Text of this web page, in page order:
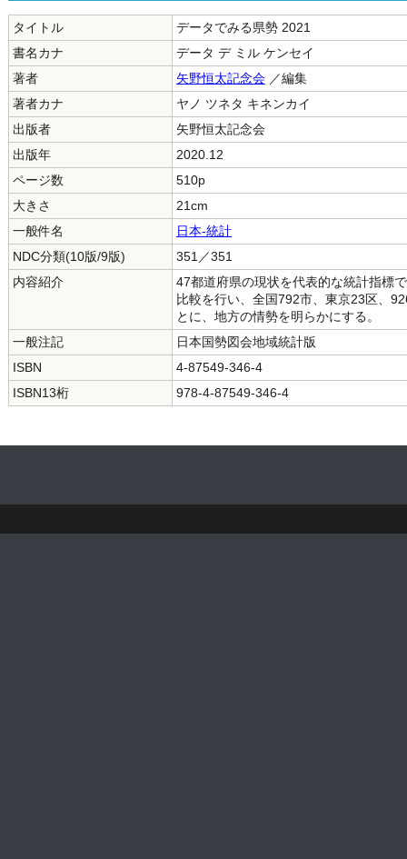
タイトル
データでみる県勢 2021
書名カナ
データ デ ミル ケンセイ
著者
矢野恒太記念会 ／編集
著者カナ
ヤノ ツネタ キネンカイ
出版者
矢野恒太記念会
出版年
2020.12
ページ数
510p
大きさ
21cm
一般件名
日本-統計
NDC分類(10版/9版)
351／351
内容紹介
47都道府県の現状を代表的な統計指標
比較を行い、全国792市、東京23区、
とに、地方の情勢を明らかにする。
一般注記
日本国勢図会地域統計版
ISBN
4-87549-346-4
ISBN13桁
978-4-87549-346-4